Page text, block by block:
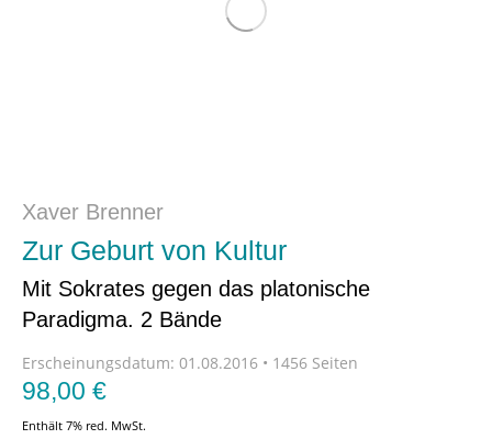
Xaver Brenner
Zur Geburt von Kultur
Mit Sokrates gegen das platonische
Paradigma. 2 Bände
Erscheinungsdatum: 01.08.2016 • 1456 Seiten
98,00 €
Enthält 7% red. MwSt.